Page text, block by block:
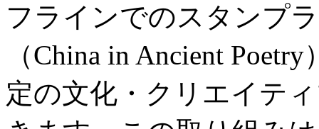
フラインでのスタンプ
（China in Ancient
定の文化・クリエイテ